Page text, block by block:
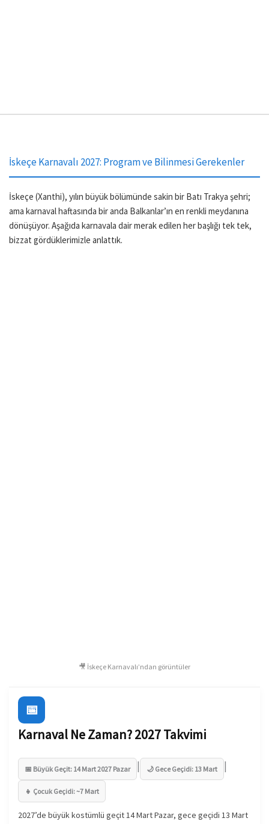
İskeçe Karnavalı 2027: Program ve Bilinmesi Gerekenler
İskeçe (Xanthi), yılın büyük bölümünde sakin bir Batı Trakya şehri;
ama karnaval haftasında bir anda Balkanlar’ın en renkli meydanına
dönüşüyor. Aşağıda karnavala dair merak edilen her başlığı tek tek,
bizzat gördüklerimizle anlattık.
🎥 İskeçe Karnavalı’ndan görüntüler
📅
Karnaval Ne Zaman? 2027 Takvimi
📅 Büyük Geçit: 14 Mart 2027 Pazar | 🌙 Gece Geçidi: 13 Mart |
👧 Çocuk Geçidi: ~7 Mart
2027’de büyük kostümlü geçit 14 Mart Pazar, gece geçidi 13 Mart